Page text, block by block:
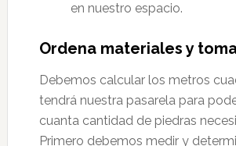
en nuestro espacio.
Ordena materiales y
Debemos calcular los metros
tendrá nuestra pasarela para
cuanta cantidad de piedras
Primero debemos medir y